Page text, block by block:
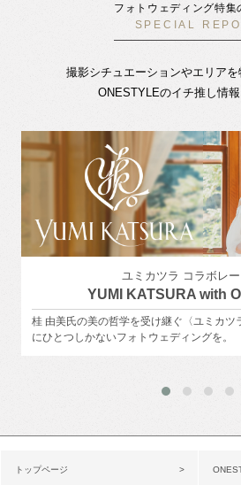
フォトウェディング特集
SPECIAL
撮影シチュエーションやエリア
ONESTYLEのイチ推し情報
ユミカツラ コラボレ
YUMI KATSURA with
桂 由美氏の美の哲学を受け継ぐ〈ユミカツ
にひとつしかないフォトウェディングを。
トップページ